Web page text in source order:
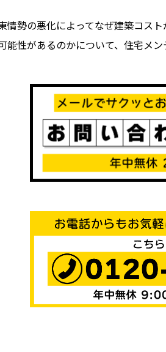
情勢の悪化によってなぜ建築コス
能性があるのかについて、住宅メ